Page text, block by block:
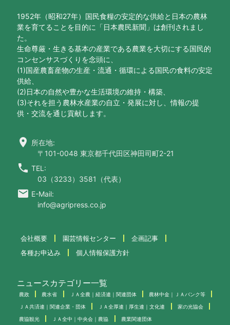
1952年（昭和27年）国民食糧の安定的な供給と日本の農林
業を育てることを目的に「日本農民新聞」は創刊されまし
た。
生命尊厳・生きる基本の産業である農業を大切にする国民的
コンセンサスづくりを念頭に、
(1)国産農畜産物の生産・流通・循環による国民の食料の安定
供給、
(2)日本の自然や豊かな生活環境の維持・構築、
(3)それを担う農林水産業の自立・発展に対し、情報の提
供・交流を通じ貢献します。
location_on 所在地:
〒101-0048 東京都千代田区神田司町2-21
call TEL:
03（3233）3581（代表）
email E-Mail:
info@agripress.co.jp
会社概要 園芸情報センター
企画記事
各種お申込み
個人情報保護方針
ニュースカテゴリー一覧
農政 農水省 ＪＡ全農｜経済連｜関連団体 農林中金｜ＪＡバンク等
ＪＡ共済連｜関連企業・団体 ＪＡ全厚連｜厚生連｜文化連 家の光協会
農協観光 ＪＡ全中｜中央会｜農協 農業関連団体